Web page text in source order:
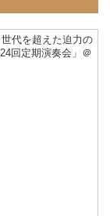
代を超えた迫力の
回定期演奏会」＠